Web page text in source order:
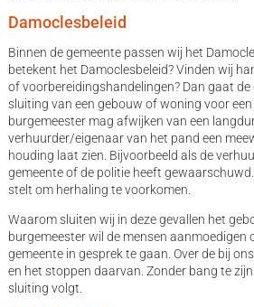
Damoclesbeleid
Binnen de gemeente passen wij het
betekent het Damoclesbeleid? Vinden wij
of voorbereidingshandelingen? Dan gaat
sluiting van een gebouw of woning voor
burgemeester mag afwijken van een
verhuurder/eigenaar van het pand een
houding laat zien. Bijvoorbeeld als de
gemeente of de politie heeft
stelt om herhaling te voorkomen.
Waarom sluiten wij in deze gevallen het
burgemeester wil de mensen aanmoedigen
gemeente in gesprek te gaan. Over de bij
en het stoppen daarvan. Zonder bang te
sluiting volgt.